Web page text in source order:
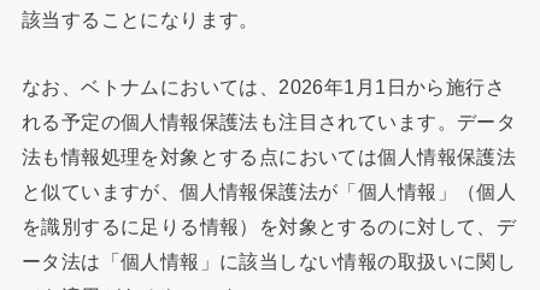
該当することになります。
なお、ベトナムにおいては、2026年1月1日から施行さ
れる予定の個人情報保護法も注目されています。データ
法も情報処理を対象とする点においては個人情報保護法
と似ていますが、個人情報保護法が「個人情報」（個人
を識別するに足りる情報）を対象とするのに対して、デ
ータ法は「個人情報」に該当しない情報の取扱いに関し